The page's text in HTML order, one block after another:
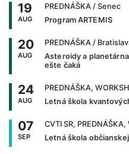
19
AUG
PREDNÁŠKA / Senec
Program ARTEMIS
20
AUG
PREDNÁŠKA /
Asteroidy a
ešte čaká
24
AUG
PREDNÁŠKA,
Letná škola
07
SEP
CVTI SR, PREDNÁŠKA,
Letná škola